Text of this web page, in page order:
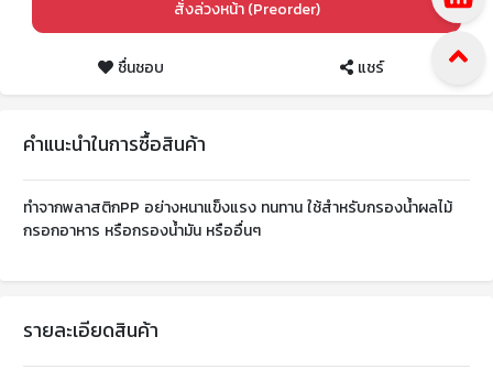
สั่งล่วงหน้า (Preorder)
ชื่นชอบ แชร์
คำแนะนำในการซื้อสินค้า
ทำจากพลาสติกPP อย่างหนาแข็งแรง ทนทาน ใช้สำหรับกรองน้ำผลไม้
กรอกอาหาร หรือกรองน้ำมัน หรืออื่นๆ
รายละเอียดสินค้า